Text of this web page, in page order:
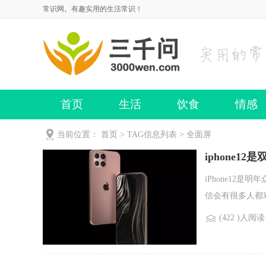
常识网。有趣实用的生活常识！
首页 生活 饮食 情感
当前位置： 首页 > TAG信息列表 > 全面屏
iphone12是
iPhone12是明年
信会有很多人都
(422 )人阅读